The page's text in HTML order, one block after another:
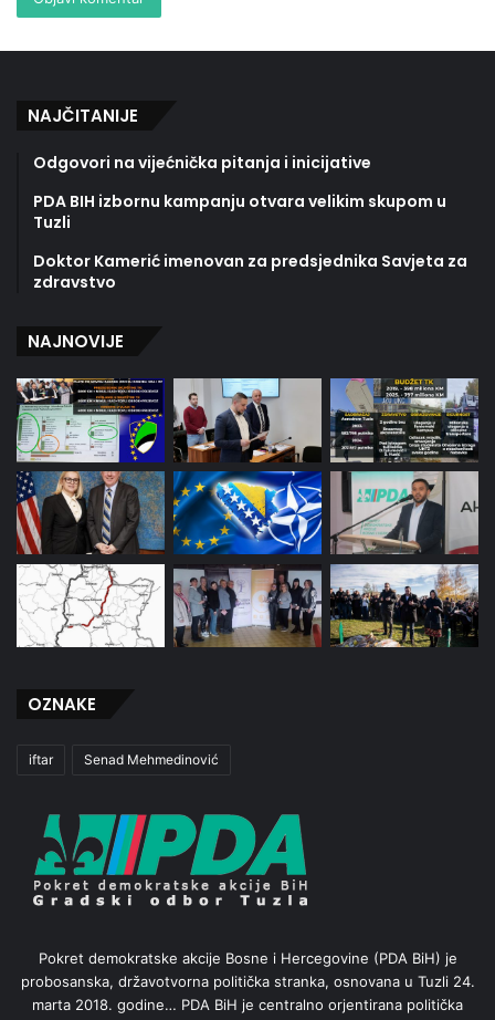
NAJČITANIJE
Odgovori na vijećnička pitanja i inicijative
PDA BIH izbornu kampanju otvara velikim skupom u
Tuzli
Doktor Kamerić imenovan za predsjednika Savjeta za
zdravstvo
NAJNOVIJE
OZNAKE
iftar Senad Mehmedinović
Pokret demokratske akcije Bosne i Hercegovine (PDA BiH) je
probosanska, državotvorna politička stranka, osnovana u Tuzli 24.
marta 2018. godine… PDA BiH je centralno orjentirana politička